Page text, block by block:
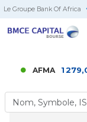
Le Groupe Bank Of Africa
AFMA 1 279,00